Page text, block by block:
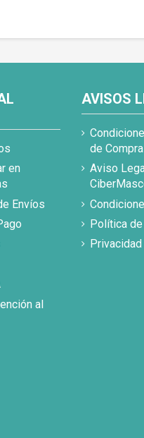
en
Envíos
al
AVISOS
de
Aviso
Política
Privacidad